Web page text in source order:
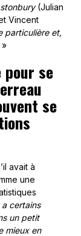
(Julian
Vincent
particulière et,
»
se
se
avait à
une
certains
un petit
mieux en